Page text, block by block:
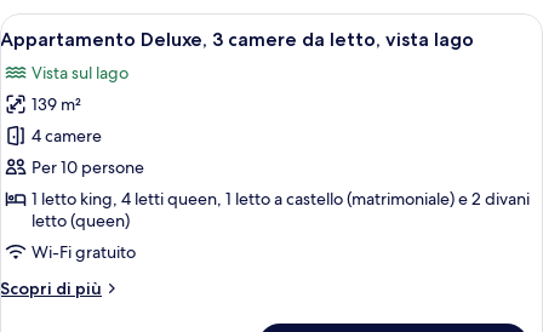
a
rotelle
(#1101)
camere
da
letto,
accesso
in
sedia
a
rotelle
(#1101)
Apri
tutte
le
foto
per
Appartamento
Deluxe,
camere
da
letto,
Una camera da letto con un letto,
23
Appartamento Deluxe, 3 camere da letto, vista lago
Vista sul lago
139 m²
4 camere
Per 10 persone
1 letto king, 4 letti queen, 1 letto a castello (matrimoniale) e 2 divani
letto (queen)
Wi-Fi gratuito
Scopri di più
Altri